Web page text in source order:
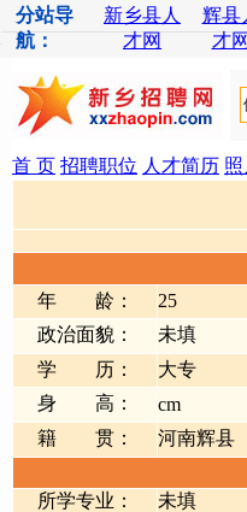
分站导
航：
新乡县人
才网
辉县
才网
首 页 招聘职位 人才简历
年 龄： 25
政治面貌：
未填
学 历：
大专
身 高：
cm
籍 贯：
河南辉县
所学专业：
未填